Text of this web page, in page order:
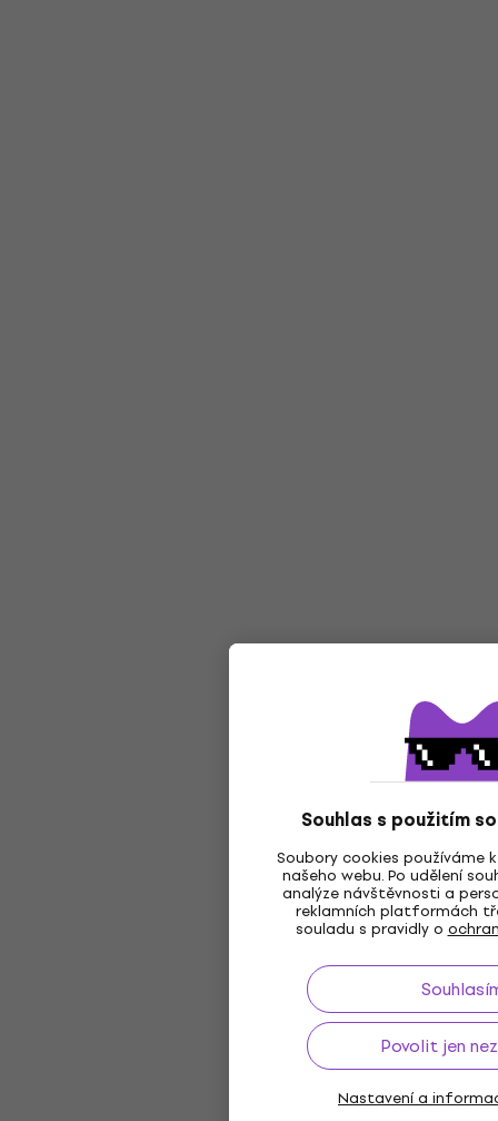
Souhlas s použitím
Soubory cookies používáme
našeho webu. Po udělení
analýze návštěvnosti a
reklamních platformách
souladu s pravidly o
Povolit jen
Nastavení a